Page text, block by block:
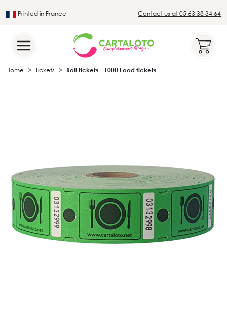
Printed in France Contact us at 05 63 38 34 64
Home Tickets Roll tickets - 1000 Food tickets